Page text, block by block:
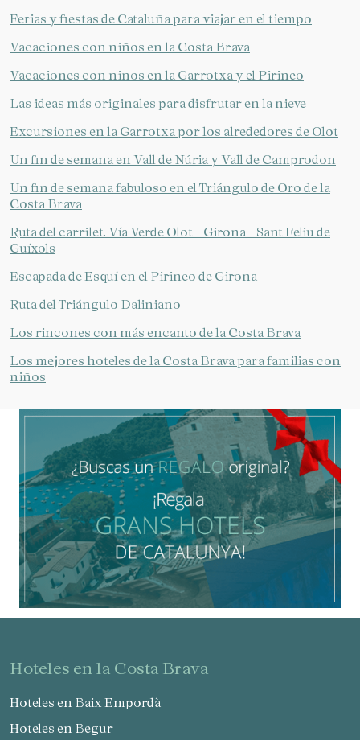
Ferias y fiestas de Cataluña para viajar en el tiempo
Vacaciones con niños en la Costa Brava
Vacaciones con niños en la Garrotxa y el Pirineo
Las ideas más originales para disfrutar en la nieve
Excursiones en la Garrotxa por los alrededores de Olot
Un fin de semana en Vall de Núria y Vall de Camprodon
Un fin de semana fabuloso en el Triángulo de Oro de la
Costa Brava
Ruta del carrilet. Vía Verde Olot - Girona - Sant Feliu de
Guíxols
Escapada de Esquí en el Pirineo de Girona
Ruta del Triángulo Daliniano
Los rincones con más encanto de la Costa Brava
Los mejores hoteles de la Costa Brava para familias con
niños
hoteles en la Costa Brava
Hoteles en Baix Empordà
Hoteles en Begur